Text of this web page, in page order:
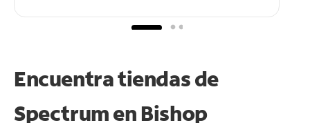
Encuentra tiendas de
Spectrum en Bishop